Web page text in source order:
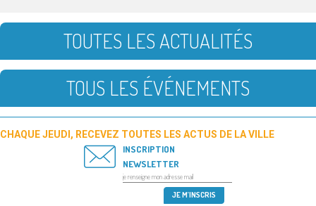
TOUTES LES ACTUALITÉS
TOUS LES ÉVÉNEMENTS
CHAQUE JEUDI, RECEVEZ TOUTES LES ACTUS DE LA VILLE
INSCRIPTION
NEWSLETTER